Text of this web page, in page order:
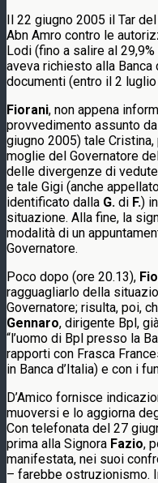
Il 22 giugno 2005 il Tar
Abn Amro contro le
Lodi (fino a salire al
aveva richiesto alla
documenti (entro il 2
Fiorani, non appena
provvedimento assunto
giugno 2005) tale
moglie del Governatore
delle divergenze di
e tale Gigi (anche
identificato dalla G. di F.)
situazione. Alla fine, la
modalità di un
Governatore.
Poco dopo (ore 20.13),
ragguagliarlo della
Governatore; risulta, poi,
Gennaro, dirigente Bpl,
“l’uomo di Bpl presso la
rapporti con Frasca
in Banca d’Italia) e con i
D’Amico fornisce
muoversi e lo aggiorna
Con telefonata del 27
prima alla Signora Fazio,
manifestata, nei suoi
– farebbe ostruzionismo.